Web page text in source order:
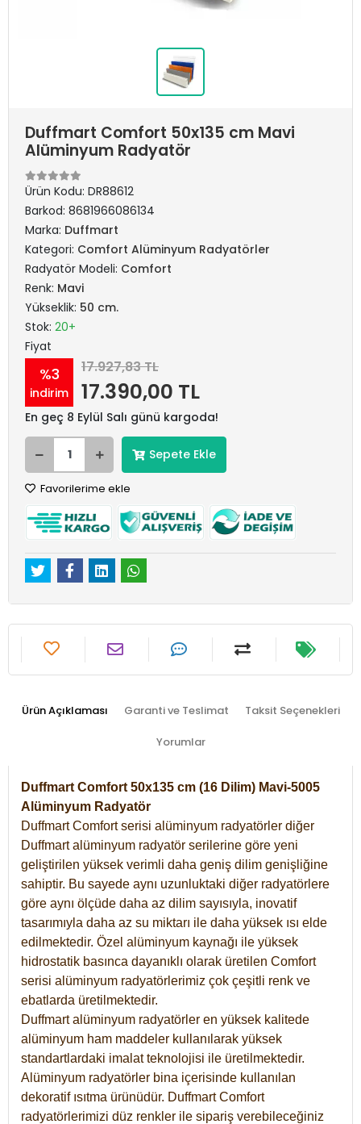
Duffmart Comfort 50x135 cm Mavi
Alüminyum Radyatör
Ürün Kodu: DR88612
Barkod: 8681966086134
Marka: Duffmart
Kategori: Comfort Alüminyum Radyatörler
Radyatör Modeli: Comfort
Renk: Mavi
Yükseklik: 50 cm.
Stok: 20+
Fiyat
%3
indirim
17.927,83 TL
17.390,00 TL
En geç 8 Eylül Salı günü kargoda!
Sepete Ekle
Favorilerime ekle
Ürün Açıklaması Garanti ve Teslimat Taksit Seçenekleri
Yorumlar
Duffmart Comfort 50x135 cm (16 Dilim) Mavi-5005
Alüminyum Radyatör
Duffmart Comfort serisi alüminyum radyatörler diğer
Duffmart alüminyum radyatör serilerine göre yeni
geliştirilen yüksek verimli daha geniş dilim genişliğine
sahiptir. Bu sayede aynı uzunluktaki diğer radyatörlere
göre aynı ölçüde daha az dilim sayısıyla, inovatif
tasarımıyla daha az su miktarı ile daha yüksek ısı elde
edilmektedir. Özel alüminyum kaynağı ile yüksek
hidrostatik basınca dayanıklı olarak üretilen Comfort
serisi alüminyum radyatörlerimiz çok çeşitli renk ve
ebatlarda üretilmektedir.
Duffmart alüminyum radyatörler en yüksek kalitede
alüminyum ham maddeler kullanılarak yüksek
standartlardaki imalat teknolojisi ile üretilmektedir.
Alüminyum radyatörler bina içerisinde kullanılan
dekoratif ısıtma ürünüdür. Duffmart Comfort
radyatörlerimizi düz renkler ile sipariş verebileceğiniz